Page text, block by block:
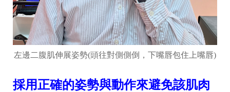
左邊二腹肌伸展姿勢(頭往對側側倒，下嘴唇包住上嘴唇)
採用正確的姿勢與動作來避免該肌肉